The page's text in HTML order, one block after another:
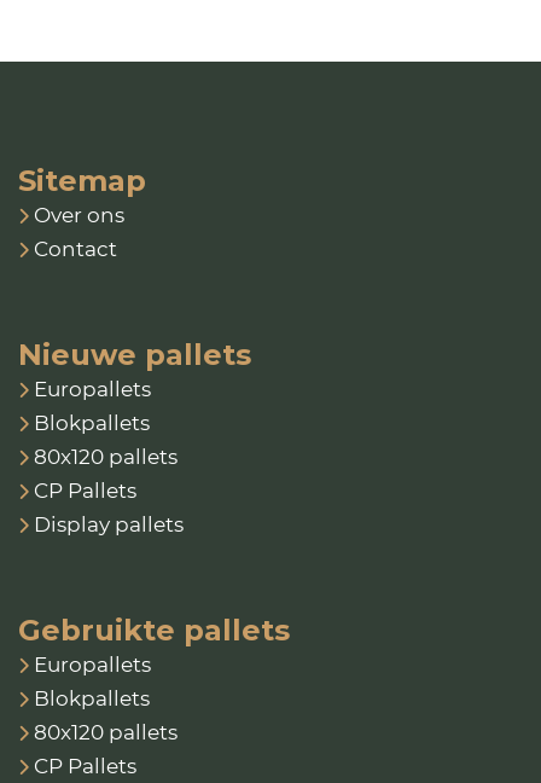
Sitemap
Over ons
Contact
Nieuwe pallets
Europallets
Blokpallets
80x120 pallets
CP Pallets
Display pallets
Gebruikte pallets
Europallets
Blokpallets
80x120 pallets
CP Pallets